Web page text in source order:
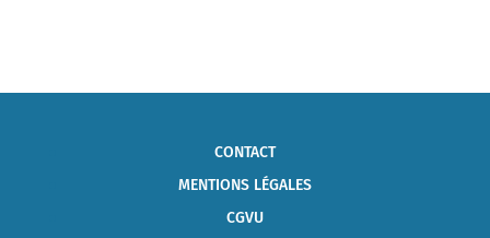
CONTACT
MENTIONS LÉGALES
CGVU